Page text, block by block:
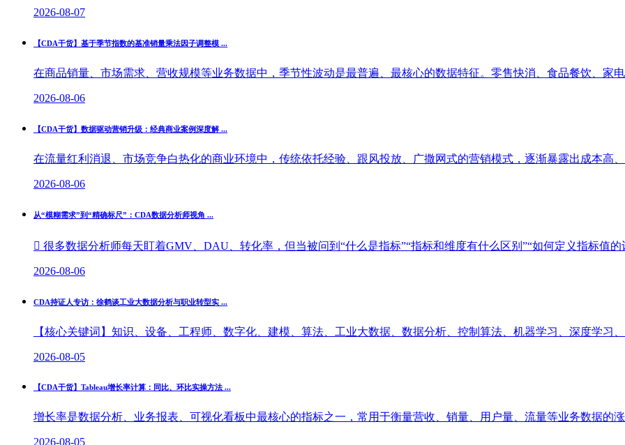
2026-08-07
【CDA干货】基于季节指数的基准销量乘法因子调整模 ...
在商品销量、市场需求、营收规模等业务数据中，季节性波动是最普遍、最核心的数据特征。零售快消、食品餐饮、家
2026-08-06
【CDA干货】数据驱动营销升级：经典商业案例深度解 ...
在流量红利消退、市场竞争白热化的商业环境中，传统依托经验、跟风投放、广撒网式的营销模式，逐渐暴露出成本高
2026-08-06
从“模糊需求”到“精确标尺”：CDA数据分析师视角 ...
 很多数据分析师每天盯着GMV、DAU、转化率，但当被问到“什么是指标”“指标和维度有什么区别”“如何定义指标值的
2026-08-06
CDA持证人专访：徐鹤谈工业大数据分析与职业转型实 ...
【核心关键词】知识、设备、工程师、数字化、建模、算法、工业大数据、数据分析、控制算法、机器学习、深度学习
2026-08-05
【CDA干货】Tableau增长率计算：同比、环比实操方法 ...
增长率是数据分析、业务报表、可视化看板中最核心的指标之一，常用于衡量营收、销量、用户量、流量等业务数据的
2026-08-05